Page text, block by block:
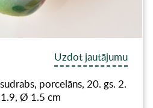
Uzdot jautājumu
porcelāns, 20. gs. 2.
Ø 1.5 cm